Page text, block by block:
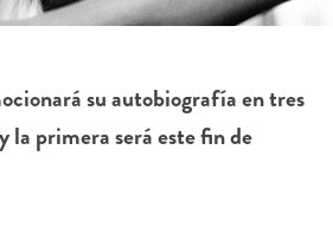
su autobiografía en tres
la primera será este fin de